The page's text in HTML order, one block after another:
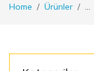
Home Ürünler